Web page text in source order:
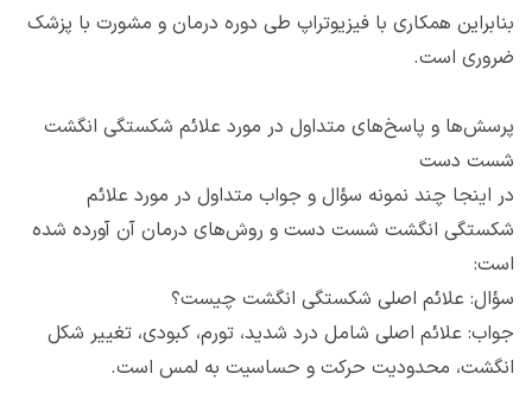
بنابراین همکاری با فیزیوتراپ طی دوره درمان و مشورت با پزشک
ضروری است.
پرسش‌ها و پاسخ‌های متداول در مورد علائم شکستگی انگشت
شست دست
در اینجا چند نمونه سؤال و جواب متداول در مورد علائم
شکستگی انگشت شست دست و روش‌های درمان آن آورده شده
است:
سؤال: علائم اصلی شکستگی انگشت چیست؟
جواب: علائم اصلی شامل درد شدید، تورم، کبودی، تغییر شکل
انگشت، محدودیت حرکت و حساسیت به لمس است.